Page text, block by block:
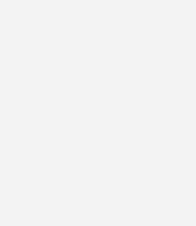
Forscher eine organische
aufgebracht. Damit
nutzen.
der kristallinen Siliziumzelle zu